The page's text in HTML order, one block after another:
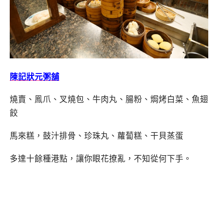
陳記狀元粥舖
燒賣、鳯爪、叉燒包、牛肉丸、腸粉、焗烤白菜、魚翅
餃
馬來糕，鼓汁排骨、珍珠丸、蘿蔔糕、干貝蒸蛋
多達十餘種港點，讓你眼花撩亂，不知從何下手。